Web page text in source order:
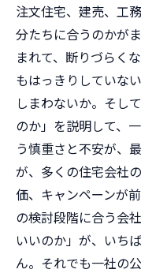
注文住宅、建売、工
分たちに合うのかが
まれて、断りづらく
もはっきりしていな
しまわないか。そし
のか」を説明して、
う慎重さと不安が、
が、多くの住宅会社
価、キャンペーンが
の検討段階に合う会
いいのか」が、いち
ん。それでも一社の